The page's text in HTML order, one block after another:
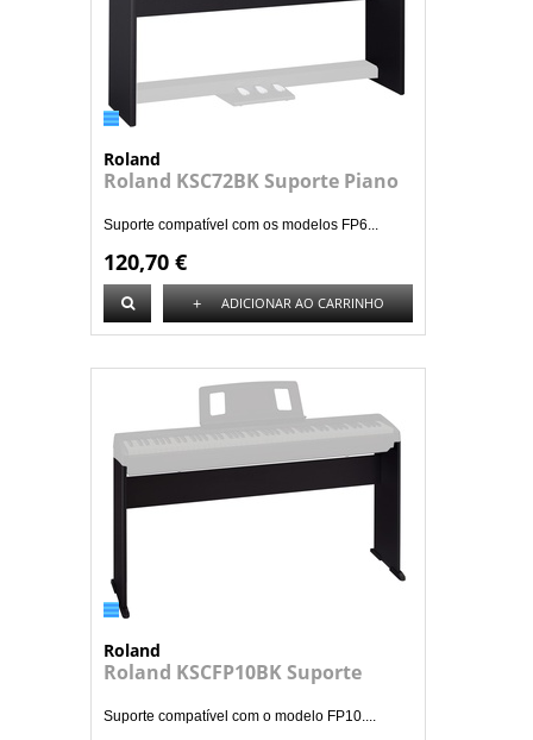
Roland
Roland KSC72BK Suporte Piano
Suporte compatível com os modelos FP6...
120,70 €
+ ADICIONAR AO CARRINHO
Roland
Roland KSCFP10BK Suporte
Suporte compatível com o modelo FP10....